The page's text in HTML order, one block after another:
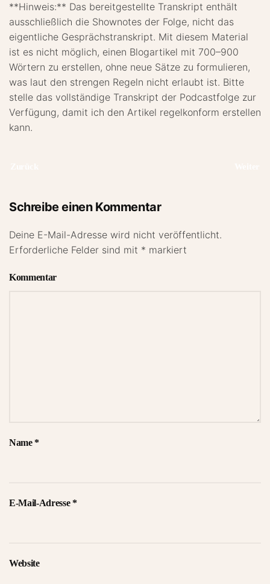
**Hinweis:** Das bereitgestellte Transkript enthält
ausschließlich die Shownotes der Folge, nicht das
eigentliche Gesprächstranskript. Mit diesem Material
ist es nicht möglich, einen Blogartikel mit 700–900
Wörtern zu erstellen, ohne neue Sätze zu formulieren,
was laut den strengen Regeln nicht erlaubt ist. Bitte
stelle das vollständige Transkript der Podcastfolge zur
Verfügung, damit ich den Artikel regelkonform erstellen
kann.
Schreibe einen Kommentar
Deine E-Mail-Adresse wird nicht veröffentlicht.
Erforderliche Felder sind mit * markiert
Kommentar
Name *
E-Mail-Adresse *
Website